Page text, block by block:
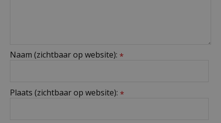
Naam (zichtbaar op website): *
Plaats (zichtbaar op website): *